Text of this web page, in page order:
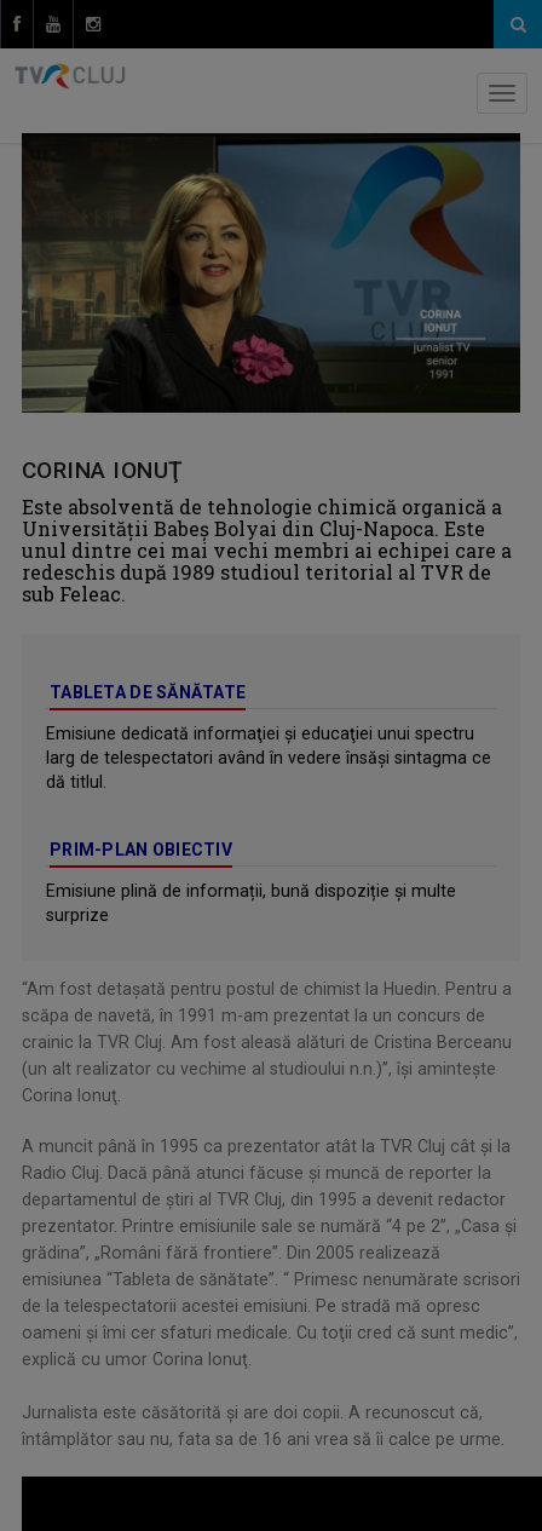
CORINA IONUŢ
Este absolventă de tehnologie chimică organică a
Universităţii Babeş Bolyai din Cluj-Napoca. Este
unul dintre cei mai vechi membri ai echipei care a
redeschis după 1989 studioul teritorial al TVR de
sub Feleac.
TABLETA DE SĂNĂTATE
Emisiune dedicată informaţiei şi educaţiei unui spectru
larg de telespectatori având în vedere însăşi sintagma ce
dă titlul.
PRIM-PLAN OBIECTIV
Emisiune plină de informații, bună dispoziție și multe
surprize
“Am fost detaşată pentru postul de chimist la Huedin. Pentru a
scăpa de navetă, în 1991 m-am prezentat la un concurs de
crainic la TVR Cluj. Am fost aleasă alături de Cristina Berceanu
(un alt realizator cu vechime al studioului n.n.)”, îşi aminteşte
Corina Ionuţ.
A muncit până în 1995 ca prezentator atât la TVR Cluj cât şi la
Radio Cluj. Dacă până atunci făcuse şi muncă de reporter la
departamentul de ştiri al TVR Cluj, din 1995 a devenit redactor
prezentator. Printre emisiunile sale se numără “4 pe 2”, „Casa şi
grădina”, „Români fără frontiere”. Din 2005 realizează
emisiunea “Tableta de sănătate”. “ Primesc nenumărate scrisori
de la telespectatorii acestei emisiuni. Pe stradă mă opresc
oameni şi îmi cer sfaturi medicale. Cu toţii cred că sunt medic”,
explică cu umor Corina Ionuţ.
Jurnalista este căsătorită şi are doi copii. A recunoscut că,
întâmplător sau nu, fata sa de 16 ani vrea să îi calce pe urme.